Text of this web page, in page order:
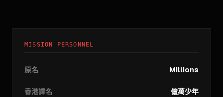
MISSION PERSONNEL
原名 Millions
香港譯名 億萬少年